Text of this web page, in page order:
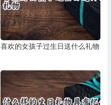
喜欢的女孩子过生日送什么礼物